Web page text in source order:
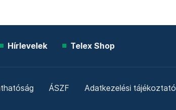
Hírlevelek Telex Shop
ÁSZF Adatkezelési tájékoztató